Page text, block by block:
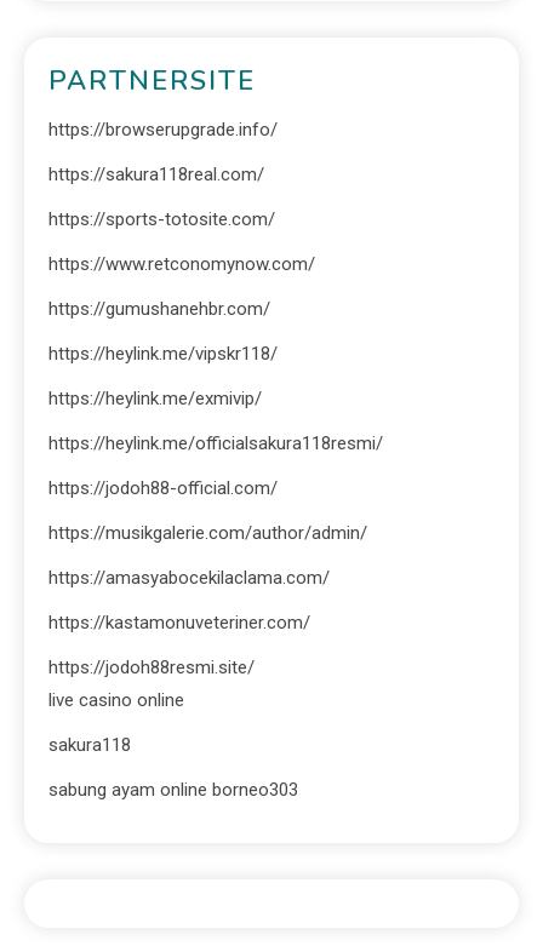
PARTNERSITE
https://browserupgrade.info/
https://sakura118real.com/
https://sports-totosite.com/
https://www.retconomynow.com/
https://gumushanehbr.com/
https://heylink.me/vipskr118/
https://heylink.me/exmivip/
https://heylink.me/officialsakura118resmi/
https://jodoh88-official.com/
https://musikgalerie.com/author/admin/
https://amasyabocekilaclama.com/
https://kastamonuveteriner.com/
https://jodoh88resmi.site/
live casino online
sakura118
sabung ayam online borneo303